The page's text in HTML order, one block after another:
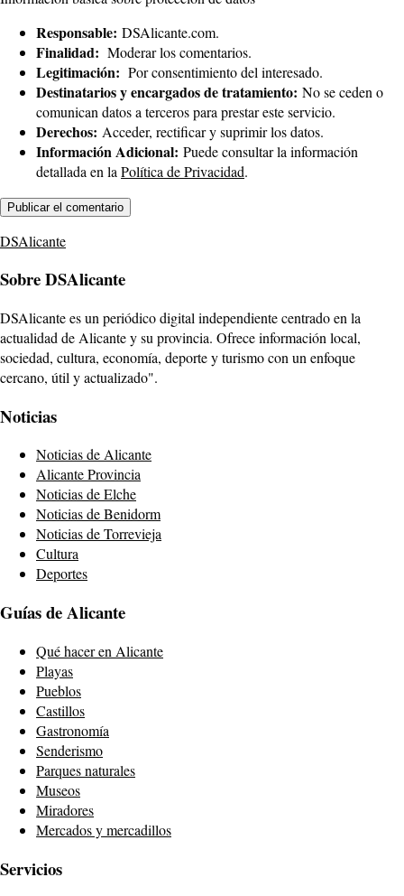
Responsable: DSAlicante.com.
Finalidad: Moderar los comentarios.
Legitimación: Por consentimiento del interesado.
Destinatarios y encargados de tratamiento: No se ceden o
comunican datos a terceros para prestar este servicio.
Derechos: Acceder, rectificar y suprimir los datos.
Información Adicional: Puede consultar la información
detallada en la Política de Privacidad.
DSAlicante
Sobre DSAlicante
DSAlicante es un periódico digital independiente centrado en la
actualidad de Alicante y su provincia. Ofrece información local,
sociedad, cultura, economía, deporte y turismo con un enfoque
cercano, útil y actualizado".
Noticias
Noticias de Alicante
Alicante Provincia
Noticias de Elche
Noticias de Benidorm
Noticias de Torrevieja
Cultura
Deportes
Guías de Alicante
Qué hacer en Alicante
Playas
Pueblos
Castillos
Gastronomía
Senderismo
Parques naturales
Museos
Miradores
Mercados y mercadillos
Servicios